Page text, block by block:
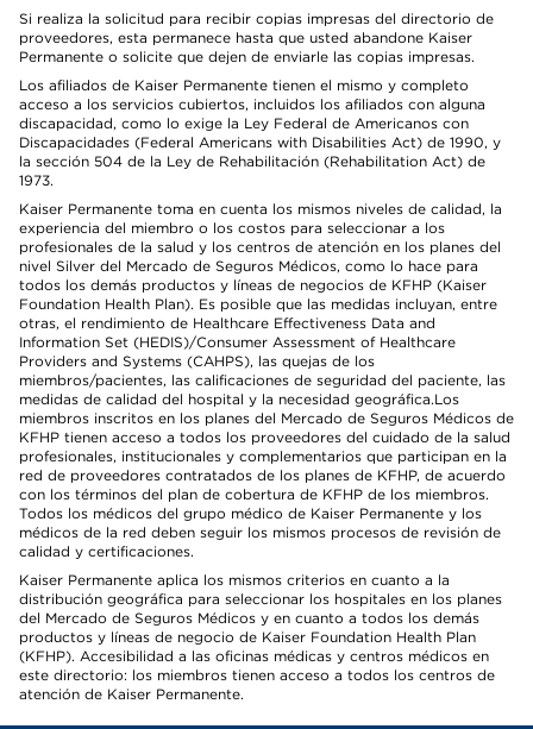
Si realiza la solicitud para recibir copias impresas del directorio de
proveedores, esta permanece hasta que usted abandone Kaiser
Permanente o solicite que dejen de enviarle las copias impresas.
Los afiliados de Kaiser Permanente tienen el mismo y completo
acceso a los servicios cubiertos, incluidos los afiliados con alguna
discapacidad, como lo exige la Ley Federal de Americanos con
Discapacidades (Federal Americans with Disabilities Act) de 1990, y
la sección 504 de la Ley de Rehabilitación (Rehabilitation Act) de
1973.
Kaiser Permanente toma en cuenta los mismos niveles de calidad, la
experiencia del miembro o los costos para seleccionar a los
profesionales de la salud y los centros de atención en los planes del
nivel Silver del Mercado de Seguros Médicos, como lo hace para
todos los demás productos y líneas de negocios de KFHP (Kaiser
Foundation Health Plan). Es posible que las medidas incluyan, entre
otras, el rendimiento de Healthcare Effectiveness Data and
Information Set (HEDIS)/Consumer Assessment of Healthcare
Providers and Systems (CAHPS), las quejas de los
miembros/pacientes, las calificaciones de seguridad del paciente, las
medidas de calidad del hospital y la necesidad geográfica.Los
miembros inscritos en los planes del Mercado de Seguros Médicos de
KFHP tienen acceso a todos los proveedores del cuidado de la salud
profesionales, institucionales y complementarios que participan en la
red de proveedores contratados de los planes de KFHP, de acuerdo
con los términos del plan de cobertura de KFHP de los miembros.
Todos los médicos del grupo médico de Kaiser Permanente y los
médicos de la red deben seguir los mismos procesos de revisión de
calidad y certificaciones.
Kaiser Permanente aplica los mismos criterios en cuanto a la
distribución geográfica para seleccionar los hospitales en los planes
del Mercado de Seguros Médicos y en cuanto a todos los demás
productos y líneas de negocio de Kaiser Foundation Health Plan
(KFHP). Accesibilidad a las oficinas médicas y centros médicos en
este directorio: los miembros tienen acceso a todos los centros de
atención de Kaiser Permanente.